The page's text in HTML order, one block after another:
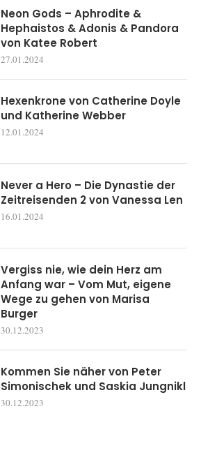
Neon Gods – Aphrodite &
Hephaistos & Adonis & Pandora
von Katee Robert
27.01.2024
Hexenkrone von Catherine Doyle
und Katherine Webber
12.01.2024
Never a Hero – Die Dynastie der
Zeitreisenden 2 von Vanessa Len
16.01.2024
Vergiss nie, wie dein Herz am
Anfang war – Vom Mut, eigene
Wege zu gehen von Marisa
Burger
30.12.2023
Kommen Sie näher von Peter
Simonischek und Saskia Jungnikl
30.12.2023